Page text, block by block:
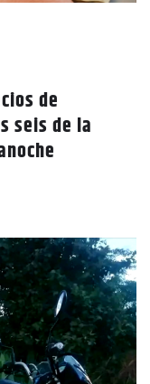
de
seis de la